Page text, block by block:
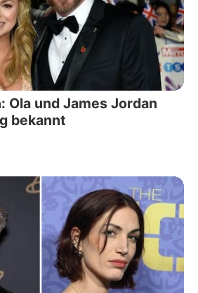
Ola und James Jordan
bekannt